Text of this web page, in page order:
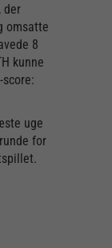
der
omsatte
8
kunne
uge
for